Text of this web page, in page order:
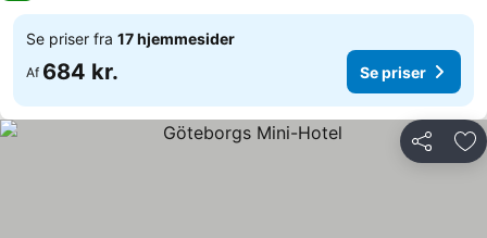
Se priser fra 17 hjemmesider
Af 684 kr. Se priser
Del